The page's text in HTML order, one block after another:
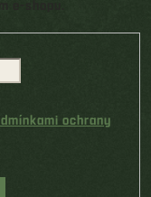
ochrany